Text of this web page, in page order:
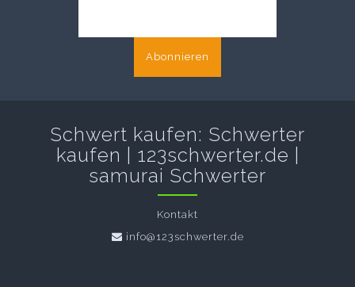
Abonnieren
Schwert kaufen: Schwerter
kaufen | 123schwerter.de |
samurai Schwerter
Kontakt
info@123schwerter.de